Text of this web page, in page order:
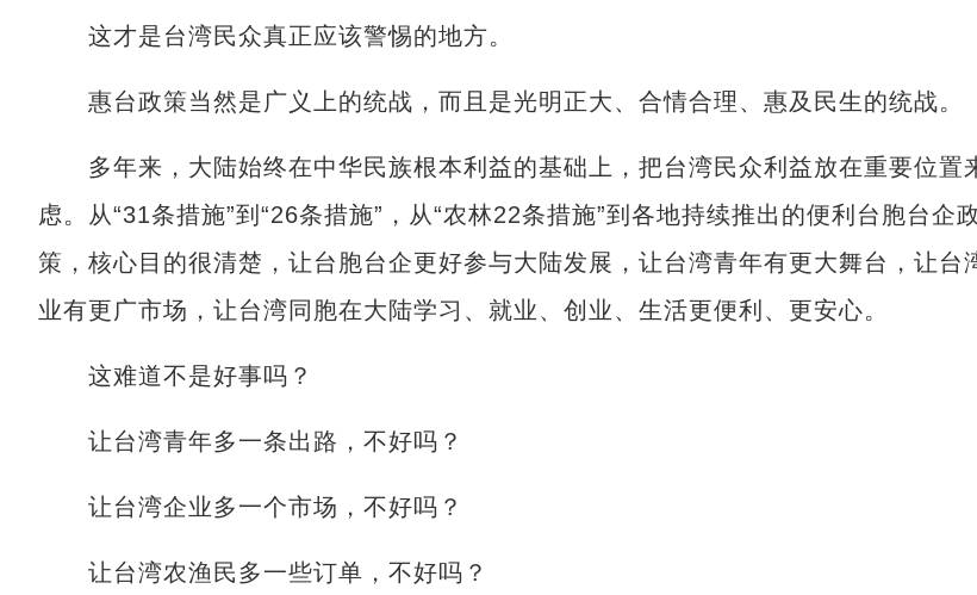
这才是台湾民众真正应该警惕的地方。
惠台政策当然是广义上的统战，而且是光明正大、合情合理、惠及民生的统战。
多年来，大陆始终在中华民族根本利益的基础上，把台湾民众利益放在重要位置
虑。从“31条措施”到“26条措施”，从“农林22条措施”到各地持续推出的便利台胞台企
策，核心目的很清楚，让台胞台企更好参与大陆发展，让台湾青年有更大舞台，让台
业有更广市场，让台湾同胞在大陆学习、就业、创业、生活更便利、更安心。
这难道不是好事吗？
让台湾青年多一条出路，不好吗？
让台湾企业多一个市场，不好吗？
让台湾农渔民多一些订单，不好吗？